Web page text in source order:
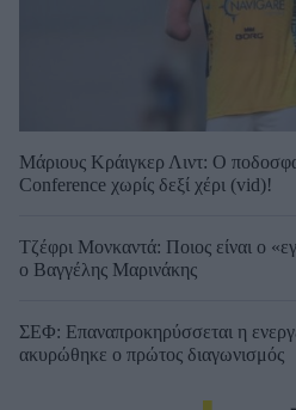
Μάριους Κράιγκερ Λιντ: Ο
Conference χωρίς δεξί χέρι (vid)!
Τζέφρι Μονκαντά: Ποιος είναι ο
ο Βαγγέλης Μαρινάκης
ΣΕΦ: Επαναπροκηρύσσεται η
ακυρώθηκε ο πρώτος διαγωνισμός